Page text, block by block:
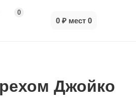
0
0 ₽ мест0
Джойко